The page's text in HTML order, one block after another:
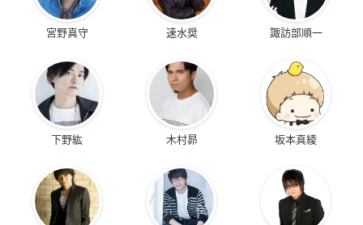
宮野真守 速水奨 諏訪部順一
下野紘 木村昴 坂本真綾